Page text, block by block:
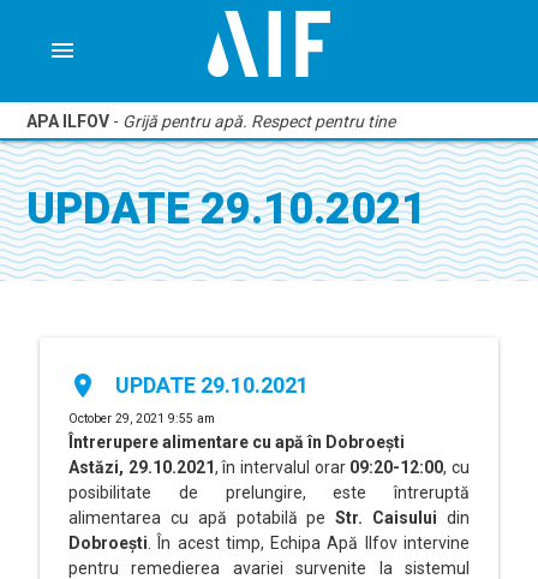
menu
APA ILFOV - Grijă pentru apă. Respect pentru tine
UPDATE 29.10.2021
place UPDATE 29.10.2021
October 29, 2021 9:55 am
ntrerupere alimentare cu apă în Dobroești
Astăzi, 29.10.2021, în intervalul orar 09:20-12:00, cu
posibilitate de prelungire, este întreruptă
alimentarea cu apă potabilă peStr. Caisului din
Dobroești . În acest timp, Echipa Apă Ilfov intervine
pentru remedierea avariei survenite la sistemul